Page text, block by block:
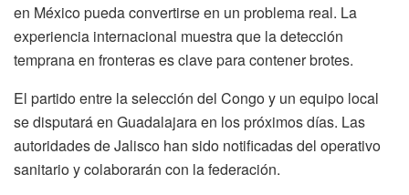
en México pueda convertirse en un problema real. La
experiencia internacional muestra que la detección
temprana en fronteras es clave para contener brotes.
El partido entre la selección del Congo y un equipo local
se disputará en Guadalajara en los próximos días. Las
autoridades de Jalisco han sido notificadas del operativo
sanitario y colaborarán con la federación.